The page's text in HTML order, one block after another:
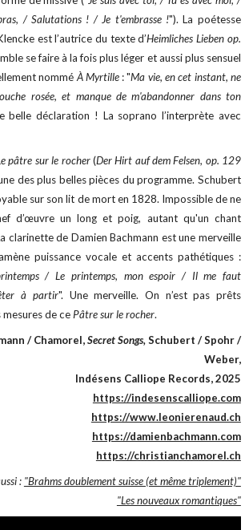
/ Salutations ! / Je t'embrasse !"). La poétesse
est l’autrice du texte d’Heimliches Lieben op.
se faire à la fois plus léger et aussi plus sensuel
nommé À Myrtille: "Ma vie, en cet instant, ne
rosée, et manque de m'abandonner dans ton
belle déclaration ! La soprano l’interprète avec
pâtre sur le rocher(Der Hirt auf dem Felsen, op. 129
des plus belles pièces du programme. Schubert
sur son lit de mort en 1828. Impossible de ne
d’œuvre un long et poig, autant qu'un chant
clarinette de Damien Bachmann est une merveille
puissance vocale et accents pathétiques :
/ Le printemps, mon espoir / Il me faut
à partir". Une merveille. On n’est pas prêts
mesures de ce Pâtre sur le rocher.
/ Chamorel,Secret Songs, Schubert / Spohr /
Weber,
Indésens Calliope Records, 2025
https://indesenscalliope.com
https://www.leonierenaud.ch
https://damienbachmann.com
https://christianchamorel.ch
: "Brahms doublement suisse (et même triplement)"
"Les nouveaux romantiques"